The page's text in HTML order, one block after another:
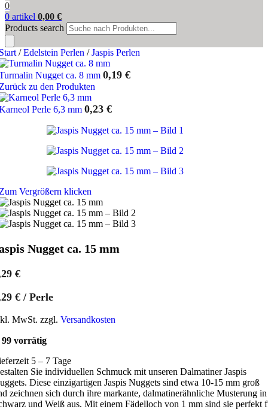
0
0 artikel 0,00 €
Products search
/ Edelstein Perlen / Jaspis Perlen
Nugget ca. 8 mm 0,19 €
zu den Produkten
Perle 6,3 mm 0,23 €
Vergrößern klicken
Nugget ca. 15 mm
€
€ / Perle
MwSt. zzgl. Versandkosten
99 vorrätig
5 – 7 Tage
Sie individuellen Schmuck mit unseren Dalmatiner Jaspis
Diese einzigartigen Jaspis Nuggets sind etwa 10-15 mm groß
zeichnen sich durch ihre markante, dalmatinerähnliche Musterung in
und Weiß aus. Mit einem Fädelloch von 1 mm sind sie perfekt